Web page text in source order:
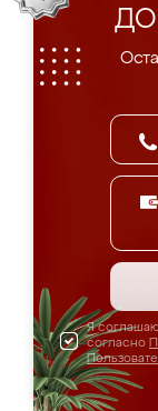
ДО
Я
согласно